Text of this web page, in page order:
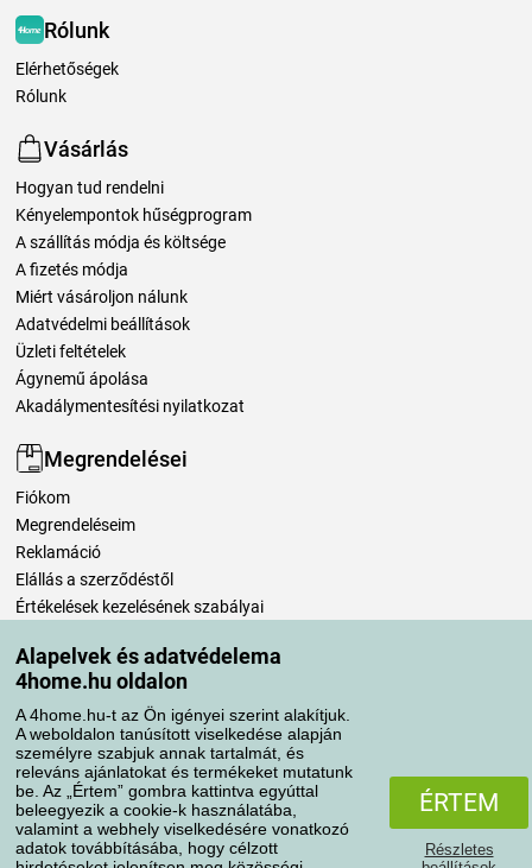
Alapelvek és adatvédelema
4home.hu oldalon
A 4home.hu-t az Ön igényei szerint alakítjuk.
A weboldalon tanúsított viselkedése alapján
személyre szabjuk annak tartalmát, és
releváns ajánlatokat és termékeket mutatunk
be. Az „Értem” gombra kattintva egyúttal
beleegyezik a cookie-k használatába,
valamint a webhely viselkedésére vonatkozó
adatok továbbításába, hogy célzott
ÉRTEM
Részletes
Rólunk
Elérhetőségek
Rólunk
Vásárlás
Hogyan tud rendelni
Kényelempontok hűségprogram
A szállítás módja és költsége
A fizetés módja
Miért vásároljon nálunk
Adatvédelmi beállítások
Üzleti feltételek
Ágynemű ápolása
Akadálymentesítési nyilatkozat
Megrendelései
Fiókom
Megrendeléseim
Reklamáció
Elállás a szerződéstől
Értékelések kezelésének szabályai
Szállítási módok
Fizetési módok